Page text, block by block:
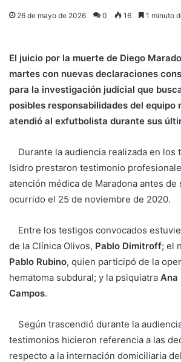
26 de mayo de 2026 0 16 1 minuto
El juicio por la muerte de Diego
martes con nuevas declaraciones
para la investigación judicial que
posibles responsabilidades del equipo
atendió al exfutbolista durante sus
Durante la audiencia realizada en los
Isidro prestaron testimonio
atención médica de Maradona antes de
ocurrido el 25 de noviembre de 2020.
Entre los testigos convocados
de la Clínica Olivos, Pablo Dimitroff; el
Pablo Rubino, quien participó de la
hematoma subdural; y la psiquiatra Ana
Campos.
Según trascendió durante la
testimonios hicieron referencia a las
respecto a la internación domiciliaria